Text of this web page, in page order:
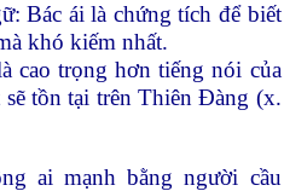
Bác ái là chứng tích để biết
khó kiếm nhất.
cao trọng hơn tiếng nói của
tồn tại trên Thiên Ðàng (x.
ai mạnh bằng người cầu